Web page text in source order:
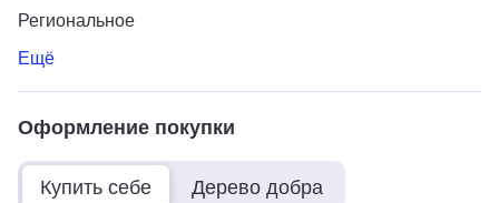
Региональное
Ещё
Оформление покупки
Купить себе Дерево добра